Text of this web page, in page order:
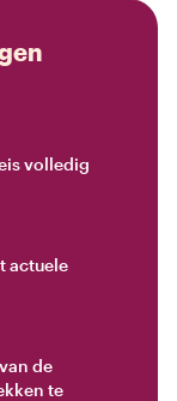
volledig
actuele
de
te